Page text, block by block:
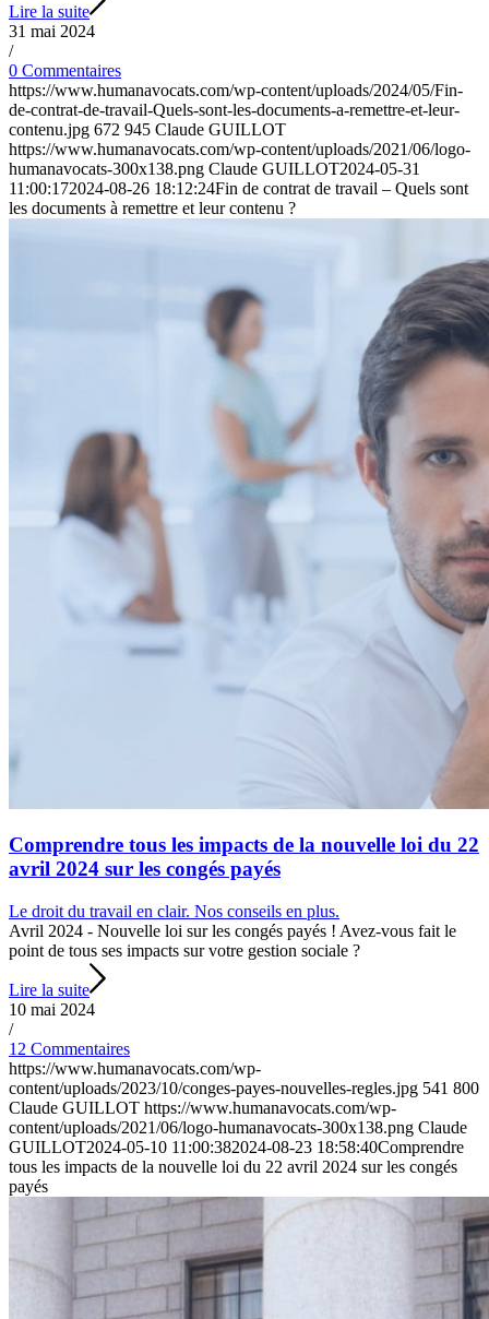
Lire la suite
31 mai 2024
/
0 Commentaires
https://www.humanavocats.com/wp-content/uploads/2024/05/Fin-
de-contrat-de-travail-Quels-sont-les-documents-a-remettre-et-leur-
contenu.jpg 672 945 Claude GUILLOT
https://www.humanavocats.com/wp-content/uploads/2021/06/logo-
humanavocats-300x138.png Claude GUILLOT2024-05-31
11:00:172024-08-26 18:12:24Fin de contrat de travail – Quels sont
les documents à remettre et leur contenu ?
Comprendre tous les impacts de la nouvelle loi du 22
avril 2024 sur les congés payés
Le droit du travail en clair. Nos conseils en plus.
Avril 2024 - Nouvelle loi sur les congés payés ! Avez-vous fait le
point de tous ses impacts sur votre gestion sociale ?
Lire la suite
10 mai 2024
/
12 Commentaires
https://www.humanavocats.com/wp-
content/uploads/2023/10/conges-payes-nouvelles-regles.jpg 541 800
Claude GUILLOT https://www.humanavocats.com/wp-
content/uploads/2021/06/logo-humanavocats-300x138.png Claude
GUILLOT2024-05-10 11:00:382024-08-23 18:58:40Comprendre
tous les impacts de la nouvelle loi du 22 avril 2024 sur les congés
payés